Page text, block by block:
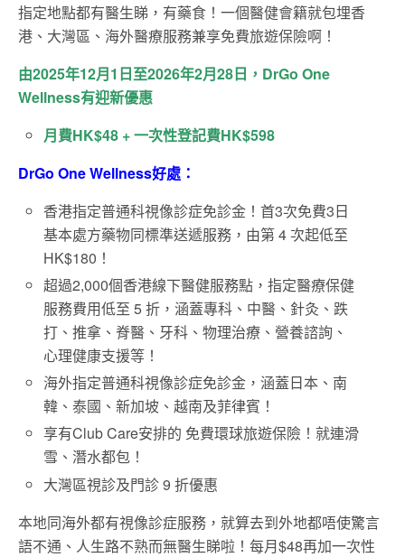
指定地點都有醫生睇，有藥食！一個醫健會籍就包埋香
港、大灣區、海外醫療服務兼享免費旅遊保險啊！
由2025年12月1 日至2026年2月28日， DrGo One
Wellness有迎新優惠
月費HK$48 +一次性登記費HK$598
DrGo One Wellness好處：
香港指定普通科視像診症免診金！首3次免費3日
基本處方藥物同標準送遞服務，由第 4 次起低至
HK$180！
超過2,000個香港線下醫健服務點，指定醫療保健
服務費用低至 5 折，涵蓋專科、中醫、針灸、跌
打、推拿、脊醫、牙科、物理治療、營養諮詢、
心理健康支援等！
海外指定普通科視像診症免診金，涵蓋日本、南
韓、泰國、新加坡、越南及菲律賓！
享有Club Care安排的 免費環球旅遊保險！就連滑
雪、潛水都包！
大灣區視診及門診 9 折優惠
本地同海外都有視像診症服務，就算去到外地都唔使驚言
語不通、人生路不熟而無醫生睇啦！每月$48再加一次性